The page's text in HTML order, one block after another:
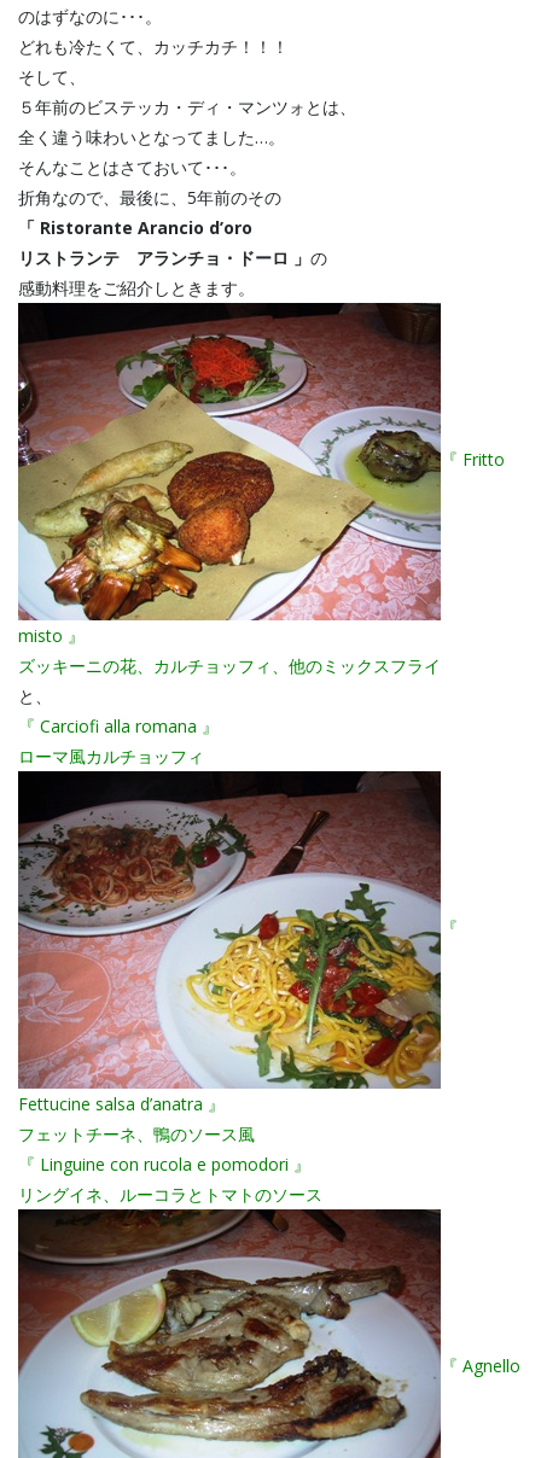
のはずなのに･･･。
どれも冷たくて、カッチカチ！！！
そして、
５年前のビステッカ・ディ・マンツォとは、
全く違う味わいとなってました…。
そんなことはさておいて･･･。
折角なので、最後に、5年前のその
「 Ristorante Arancio d’oro
リストランテ アランチョ・ドーロ 」 の
感動料理をご紹介しときます。
『 Fritto
misto 』
ズッキーニの花、カルチョッフィ、他のミックスフライ
と、
『 Carciofi alla romana 』
ローマ風カルチョッフィ
『
Fettucine salsa d’anatra 』
フェットチーネ、鴨のソース風
『 Linguine con rucola e pomodori 』
リングイネ、ルーコラとトマトのソース
『 Agnello